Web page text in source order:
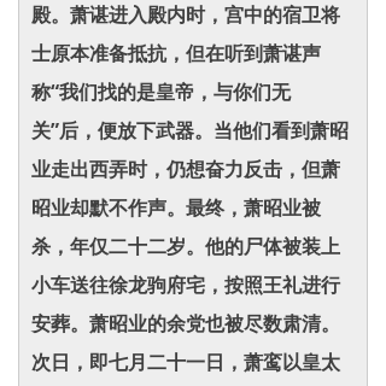
殿。萧谌进入殿内时，宫中的宿卫将
士原本准备抵抗，但在听到萧谌声
称“我们找的是皇帝，与你们无
关”后，便放下武器。当他们看到萧昭
业走出西弄时，仍想奋力反击，但萧
昭业却默不作声。最终，萧昭业被
杀，年仅二十二岁。他的尸体被装上
小车送往徐龙驹府宅，按照王礼进行
安葬。萧昭业的余党也被尽数肃清。
次日，即七月二十一日，萧鸾以皇太